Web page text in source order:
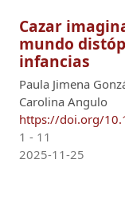
Cazar
mundo
infancias
Paula Jimena
Carolina Angulo
https://doi.org/
1 - 11
2025-11-25